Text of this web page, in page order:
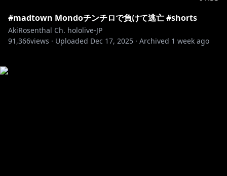
#madtown Mondoチンチロで負けて逃亡 #shorts
AkiRosenthal Ch. hololive-JP
91,366views · Uploaded Dec 17, 2025 · Archived 1 week ago